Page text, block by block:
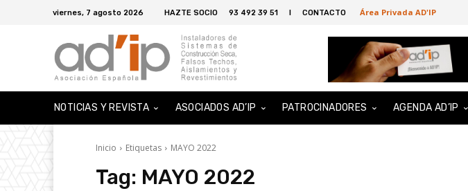
viernes, 7 agosto 2026 HAZTE SOCIO 93 492 39 51 I CONTACTO Área Privada AD'IP
NOTICIAS Y REVISTA ASOCIADOS AD’IP PATROCINADORES AGENDA AD’IP
Inicio Etiquetas MAYO 2022
Tag: MAYO 2022